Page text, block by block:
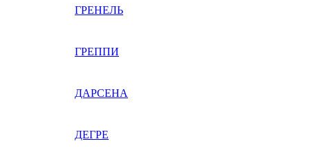
ГРЕНЕЛЬ
ГРЕППИ
ДАРСЕНА
ДЕГРЕ